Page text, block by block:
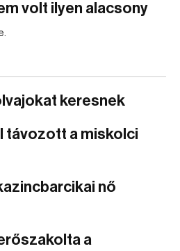
volt ilyen alacsony
keresnek
távozott a miskolci
nő
a